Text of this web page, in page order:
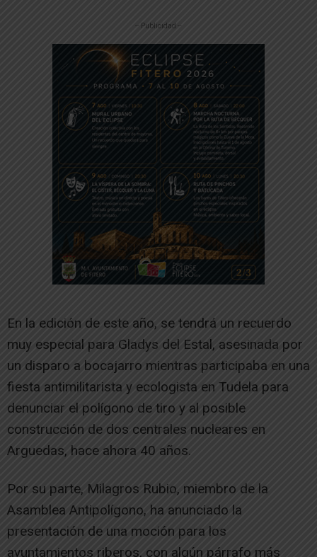
-- Publicidad --
En la edición de este año, se tendrá un recuerdo
muy especial para Gladys del Estal, asesinada por
un disparo a bocajarro mientras participaba en una
fiesta antimilitarista y ecologista en Tudela para
denunciar el polígono de tiro y al posible
construcción de dos centrales nucleares en
Arguedas, hace ahora 40 años.
Por su parte, Milagros Rubio, miembro de la
Asamblea Antipolígono, ha anunciado la
presentación de una moción para los
ayuntamientos riberos, con algún párrafo más